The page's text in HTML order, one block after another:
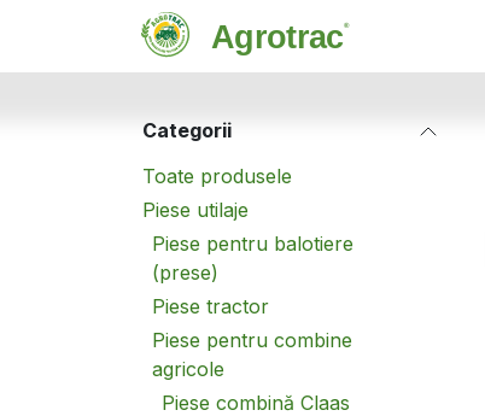
Categorii
Toate produsele
Piese utilaje
Piese pentru balotiere
(prese)
Piese tractor
Piese pentru combine
agricole
Piese combină Claas